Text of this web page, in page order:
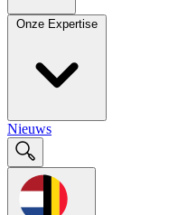
Onze Expertise
Nieuws